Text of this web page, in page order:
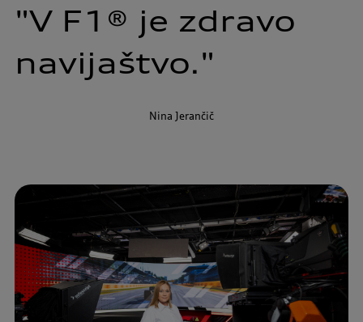
"V F1® je zdravo
navijaštvo."
Nina Jerančič